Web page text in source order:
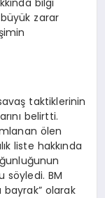
bilgi
zarar
taktiklerinin
belirtti.
ölen
liste hakkında
söyledi. BM
bayrak” olarak